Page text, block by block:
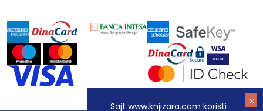
Sajt www.knjizara.com koristi